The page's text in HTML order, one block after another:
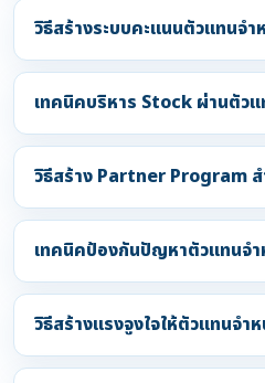
วิธีสร้างระบบคะแนนตัวแทนจำ
เทคนิคบริหาร Stock ผ่านตัว
วิธีสร้าง Partner Program
เทคนิคป้องกันปัญหาตัวแทนจ
วิธีสร้างแรงจูงใจให้ตัวแทนจำ